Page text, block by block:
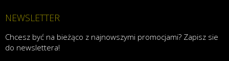
NEWSLETTER
Chcesz być na bieżąco z najnowszymi promocjami? Zapisz sie
do newslettera!